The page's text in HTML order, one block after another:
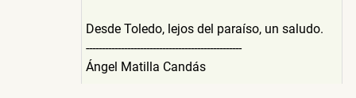
Desde Toledo, lejos del paraíso, un saludo.
-------------------------------------------------
Ángel Matilla Candás